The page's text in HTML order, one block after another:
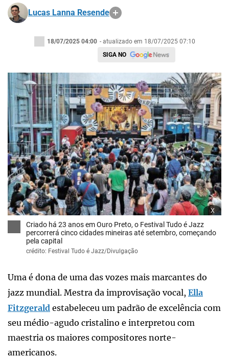
Lucas Lanna Resende
18/07/2025 04:00 - atualizado em 18/07/2025 07:10
SIGA NO
x
Criado há 23 anos em Ouro Preto, o Festival Tudo é Jazz
percorrerá cinco cidades mineiras até setembro, começando
pela capital
crédito: Festival Tudo é Jazz/Divulgação
Uma é dona de uma das vozes mais marcantes do
jazz mundial. Mestra da improvisação vocal, Ella
Fitzgerald estabeleceu um padrão de excelência com
seu médio-agudo cristalino e interpretou com
maestria os maiores compositores norte-
americanos.